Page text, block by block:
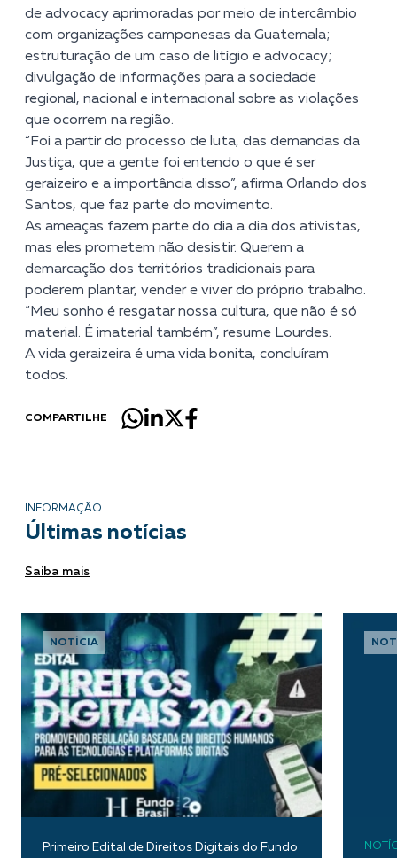
de advocacy aprimoradas por meio de intercâmbio
com organizações camponesas da Guatemala;
estruturação de um caso de litígio e advocacy;
divulgação de informações para a sociedade
regional, nacional e internacional sobre as violações
que ocorrem na região.
“Foi a partir do processo de luta, das demandas da
Justiça, que a gente foi entendo o que é ser
geraizeiro e a importância disso”, afirma Orlando dos
Santos, que faz parte do movimento.
As ameaças fazem parte do dia a dia dos ativistas,
mas eles prometem não desistir. Querem a
demarcação dos territórios tradicionais para
poderem plantar, vender e viver do próprio trabalho.
“Meu sonho é resgatar nossa cultura, que não é só
material. É imaterial também”, resume Lourdes.
A vida geraizeira é uma vida bonita, concluíram
todos.
COMPARTILHE
INFORMAÇÃO
Últimas notícias
Saiba mais
NOTÍCIA
Primeiro Edital de Direitos Digitais do Fundo